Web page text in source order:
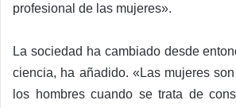
profesional de las mujeres».
La sociedad ha cambiado desde
ciencia, ha añadido. «Las mujeres
los hombres cuando se trata de